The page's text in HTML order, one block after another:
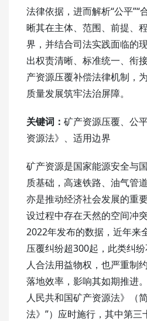
法律依据，进而解析“公平”“
晰其在主体、范围、前提、
界，并结合司法实践面临的
出权责清晰、标准统一、衔
产资源压覆补偿法律机制，
质量发展筑牢法治屏障。
关键词： 矿产资源压覆、公
资源法》、适用边界
矿产资源是国家能源安全与
质基础，高速铁路、油气管
亦是推动经济社会发展的重
设过程中存在天然的空间冲
2022年发布的数据，近年来
压覆纠纷超300起，此类纠
人合法用益物权 ，也严重制
落地效率，影响其如期推进
人民共和国矿产资源法》
（
法》”）应时施行，其中第